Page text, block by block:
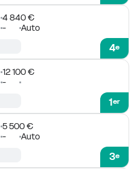
4 840 €
- Auto
4e
12 100 €
-
1er
5 500 €
- Auto
3e